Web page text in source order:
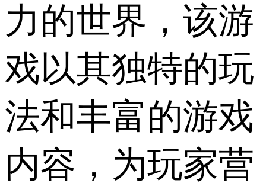
力的世界，该游
戏以其独特的玩
法和丰富的游戏
内容，为玩家营